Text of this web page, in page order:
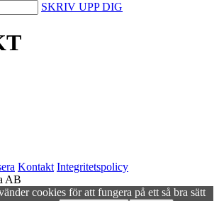
SKRIV UPP DIG
Kontakt Integritetspolicy
AB
cookies för att fungera på ett så bra sätt